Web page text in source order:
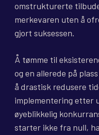
omstrukturerte
merkevaren uten å
gjort suksessen.
Å tømme til
og en allerede på
å drastisk redusere
implementering etter
øyeblikkelig
starter ikke fra null,